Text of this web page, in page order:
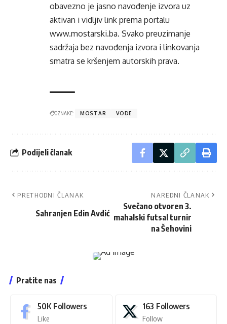
obavezno je jasno navođenje izvora uz
aktivan i vidljiv link prema portalu
www.mostarski.ba. Svako preuzimanje
sadržaja bez navođenja izvora i linkovanja
smatra se kršenjem autorskih prava.
OZNAKE: MOSTAR VODE
Podijeli članak
PRETHODNI ČLANAK
Sahranjen Edin Avdić
NAREDNI ČLANAK
Svečano otvoren 3.
mahalski futsal turnir
na Šehovini
Pratite nas
50K Followers
Like
163 Followers
Follow